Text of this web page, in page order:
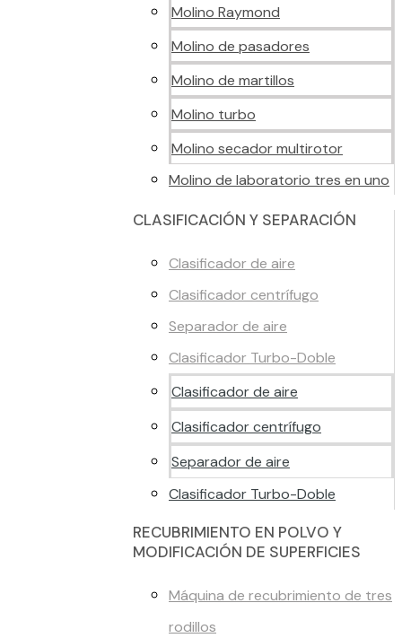
Molino Raymond
Molino de pasadores
Molino de martillos
Molino turbo
Molino secador multirotor
Molino de laboratorio tres en uno
CLASIFICACIÓN Y SEPARACIÓN
Clasificador de aire
Clasificador centrífugo
Separador de aire
Clasificador Turbo-Doble
Clasificador de aire
Clasificador centrífugo
Separador de aire
Clasificador Turbo-Doble
RECUBRIMIENTO EN POLVO Y
MODIFICACIÓN DE SUPERFICIES
Máquina de recubrimiento de tres
rodillos